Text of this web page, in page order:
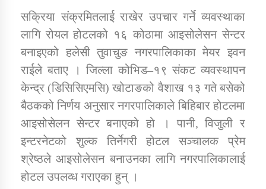
कर्णाली प्रविधि शिक्षालय जुम्लाको सुचना
सामाजिक बिकास कार्यालय जुम्लाकाे सुचना
सक्रिया संक्रमितलाई राखेर उपचार गर्ने व्यवस्थाका
लागि रोयल होटलको १६ कोठामा आइसोलेसन सेन्टर
बनाइएको हलेसी तुवाचुङ नगरपालिकाका मेयर इवन
राईले बताए । जिल्ला कोभिड–१९ संकट व्यवस्थापन
केन्द्र (डिसिसिएमसि) खोटाङको वैशाख १३ गते बसेको
बैठकको निर्णय अनुसार नगरपालिकाले बिहिबार होटलमा
आइसोसेलन सेन्टर बनाएको हो । पानी, विजुली र
इन्टरनेटको शुल्क तिर्नेगरी होटल सञ्चालक प्रेम
श्रेष्ठले आइसोलेसन बनाउनका लागि नगरपालिकालाई
होटल उपलव्ध गराएका हुन् ।